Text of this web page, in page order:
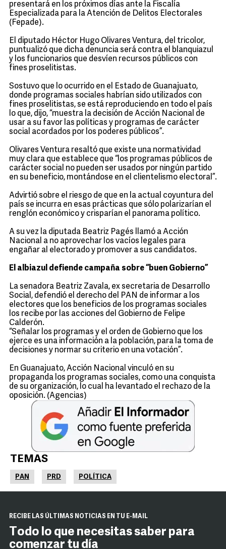
presentará en los próximos días ante la Fiscalía
Especializada para la Atención de Delitos Electorales
(Fepade).
El diputado Héctor Hugo Olivares Ventura, del tricolor,
puntualizó que dicha denuncia será contra el blanquiazul
y los funcionarios que desvíen recursos públicos con
fines proselitistas.
Sostuvo que lo ocurrido en el Estado de Guanajuato,
donde programas sociales habrían sido utilizados con
fines proselitistas, se está reproduciendo en todo el país
lo que, dijo, “muestra la decisión de Acción Nacional de
usar a su favor las políticas y programas de carácter
social acordados por los poderes públicos”.
Olivares Ventura resaltó que existe una normatividad
muy clara que establece que “los programas públicos de
carácter social no pueden ser usados por ningún partido
en su beneficio, montándose en el clientelismo electoral”.
Advirtió sobre el riesgo de que en la actual coyuntura del
país se incurra en esas prácticas que sólo polarizarían el
renglón económico y crisparían el panorama político.
A su vez la diputada Beatriz Pagés llamó a Acción
Nacional a no aprovechar los vacíos legales para
engañar al electorado y promover a sus candidatos.
El albiazul defiende campaña sobre “buen Gobierno”
La senadora Beatriz Zavala, ex secretaria de Desarrollo
Social, defendió el derecho del PAN de informar a los
electores que los beneficios de los programas sociales
los recibe por las acciones del Gobierno de Felipe
Calderón.
“Señalar los programas y el orden de Gobierno que los
ejerce es una información a la población, para la toma de
decisiones y normar su criterio en una votación”.
En Guanajuato, Acción Nacional vinculó en su
propaganda los programas sociales, como una conquista
de su organización, lo cual ha levantado el rechazo de la
oposición. (Agencias)
TEMAS
PAN PRD POLÍTICA
RECIBE LAS ÚLTIMAS NOTICIAS EN TU E-MAIL
Todo lo que necesitas saber para
comenzar tu día